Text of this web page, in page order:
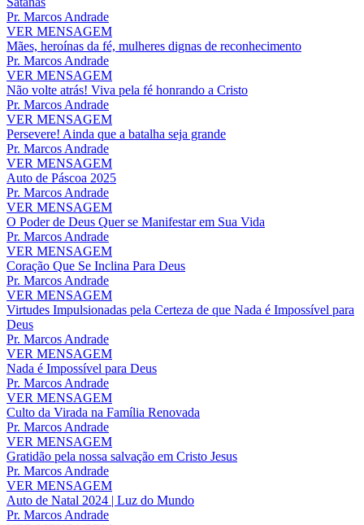
Pr. Marcos Andrade
VER MENSAGEM
Mães, heroínas da fé, mulheres dignas de reconhecimento
Pr. Marcos Andrade
VER MENSAGEM
Não volte atrás! Viva pela fé honrando a Cristo
Pr. Marcos Andrade
VER MENSAGEM
Persevere! Ainda que a batalha seja grande
Pr. Marcos Andrade
VER MENSAGEM
Auto de Páscoa 2025
Pr. Marcos Andrade
VER MENSAGEM
O Poder de Deus Quer se Manifestar em Sua Vida
Pr. Marcos Andrade
VER MENSAGEM
Coração Que Se Inclina Para Deus
Pr. Marcos Andrade
VER MENSAGEM
Virtudes Impulsionadas pela Certeza de que Nada é Impossível para
Deus
Pr. Marcos Andrade
VER MENSAGEM
Nada é Impossível para Deus
Pr. Marcos Andrade
VER MENSAGEM
Culto da Virada na Família Renovada
Pr. Marcos Andrade
VER MENSAGEM
Gratidão pela nossa salvação em Cristo Jesus
Pr. Marcos Andrade
VER MENSAGEM
Auto de Natal 2024 | Luz do Mundo
Pr. Marcos Andrade